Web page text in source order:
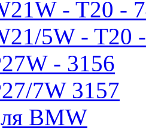
- T20 -
5W - T20
- 3156
7W 3157
BMW